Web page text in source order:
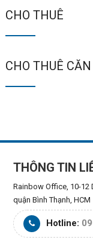
CHO THUÊ
CHO THUÊ
THÔNG TIN
Rainbow Office, 10-12
quận Bình Thạnh, HCM
Hotline: